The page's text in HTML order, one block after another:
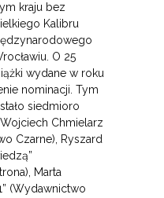
kraju bez
Kalibru
O 25
wydane w roku
nominacji. Tym
siedmioro
Chmielarz
Czarne), Ryszard
Marta
(Wydawnictwo